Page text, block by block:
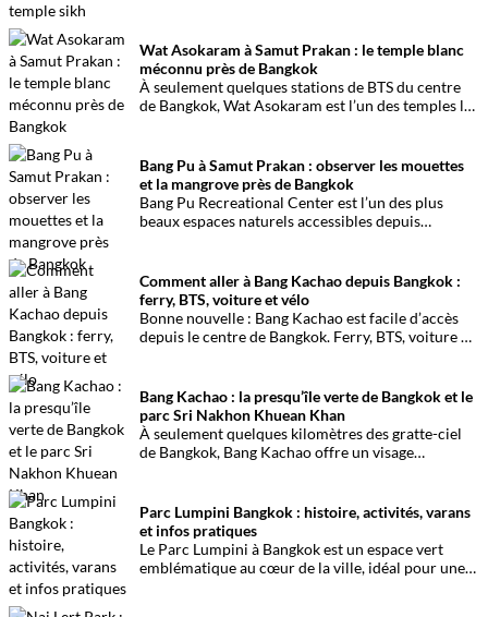
célèbre marché aux tissus, ses restaurants
traditionnels, ses épiceries et son impressionnant
temple sikh, ce quartier offre une immersion
dépaysante au cœur de Bangkok.
Wat Asokaram à Samut Prakan : le temple blanc
méconnu près de Bangkok
À seulement quelques stations de BTS du centre
de Bangkok, Wat Asokaram est l’un des temples les
son atmosphère paisible et son importance dans la
pratique de la méditation, il offre une excursion
originale loin des circuits touristiques habituels.
Bang Pu à Samut Prakan : observer les mouettes
et la mangrove près de Bangkok
Bang Pu Recreational Center est l’un des plus
beaux espaces naturels accessibles depuis
Thaïlande, des mangroves préservées et
l’observation de milliers d’oiseaux migrateurs
chaque année.
Comment aller à Bang Kachao depuis Bangkok :
ferry, BTS, voiture et vélo
Bonne nouvelle : Bang Kachao est facile d’accès
depuis le centre de Bangkok. Ferry, BTS, voiture ou
Bang Kachao : la presqu’île verte de Bangkok et le
parc Sri Nakhon Khuean Khan
À seulement quelques kilomètres des gratte-ciel
de Bangkok, Bang Kachao offre un visage
flottant, cette vaste presqu’île protégée constitue
l’une des plus belles escapades nature autour de
Bangkok. Surnommée lepoumon vert de Bangkok
elle permet de découvrir une Thaïlande plus
calme, loin du trafic et de l’agitation urbaine.
Parc Lumpini Bangkok : histoire, activités, varans
et infos pratiques
Le Parc Lumpini à Bangkok est un espace vert
emblématique au cœur de la ville, idéal pour une